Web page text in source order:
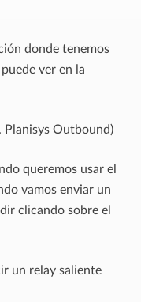
donde tenemos
ver en la
Planisys Outbound)
queremos usar el
vamos enviar un
clicando sobre el
un relay saliente